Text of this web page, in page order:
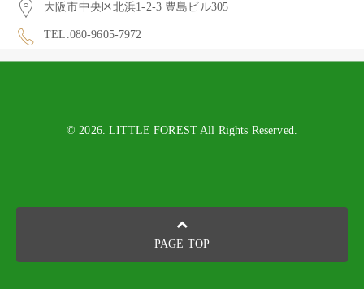
大阪市中央区北浜1-2-3 豊島ビル305
TEL.080-9605-7972
© 2026. LITTLE FOREST All Rights Reserved.
PAGE TOP